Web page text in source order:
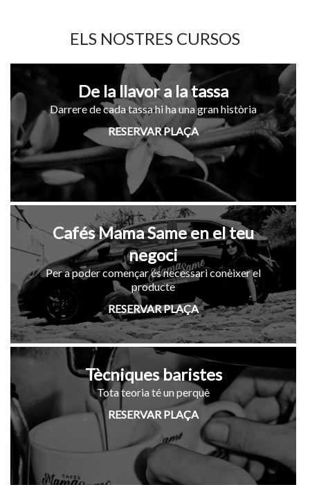
ELS NOSTRES CURSOS
De la llavor a la tassa
Darrere de cada tassa hi ha una gran història
RESERVAR PLAÇA
Cafés Mama Same en el teu
negoci
Per a poder començar és necessari conèixer el
producte
RESERVAR PLAÇA
Tècniques baristes
Tota teoria té un perquè
RESERVAR PLAÇA